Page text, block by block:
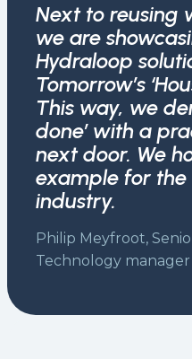
Next to reusing
we are
Hydraloop
Tomorrow’s
This way, we
done’ with a
next door. We
example for
industry.
Philip Meyfroot,
Technology